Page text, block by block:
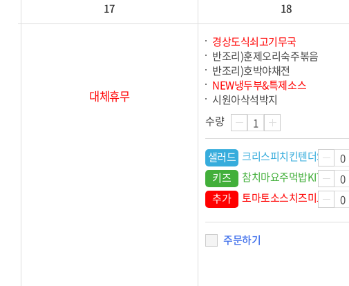
17
대체휴무
18
경상도식쇠고기무국
반조리)훈제오리숙주볶음
반조리)호박야채전
NEW냉두부&특제소스
시원아삭석박지
수량
샐러드 크리스피치킨텐더S
키즈
참치마요주먹밥KIT
추가
토마토소스치즈미트볼
주문하기